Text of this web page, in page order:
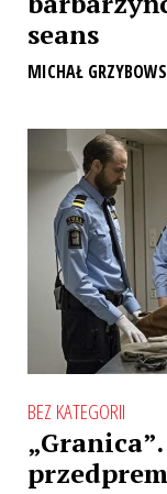
seans
MICHAŁ
BEZ KATEGORII